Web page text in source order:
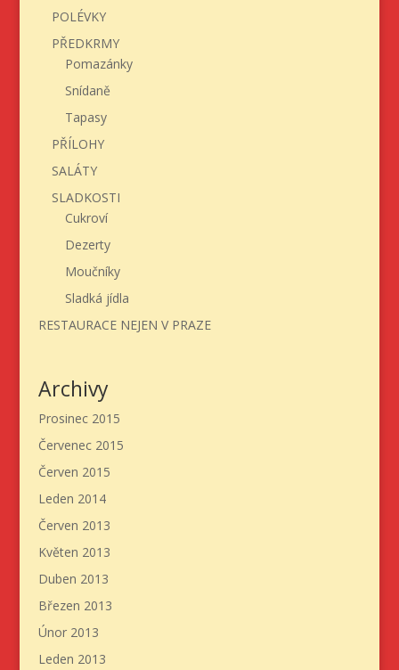
POLÉVKY
PŘEDKRMY
Pomazánky
Snídaně
Tapasy
PŘÍLOHY
SALÁTY
SLADKOSTI
Cukroví
Dezerty
Moučníky
Sladká jídla
RESTAURACE NEJEN V PRAZE
Archivy
Prosinec 2015
Červenec 2015
Červen 2015
Leden 2014
Červen 2013
Květen 2013
Duben 2013
Březen 2013
Únor 2013
Leden 2013